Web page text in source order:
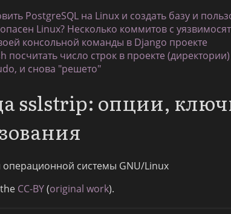
PostgreSQL на Linux и создать базу и
Linux? Несколько коммитов с
консольной команды в Django проекте
посчитать число строк в проекте (директории)
и снова "решето"
sslstrip: опции,
операционной системы GNU/Linux
CC-BY(original work).